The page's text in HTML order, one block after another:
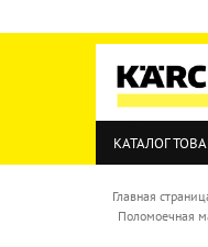
КАТАЛОГ
Главная
Поломоечная